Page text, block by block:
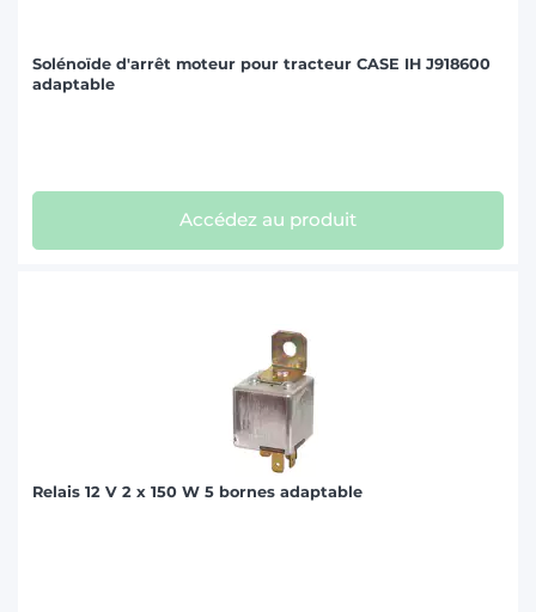
Solénoïde d'arrêt moteur pour tracteur CASE IH J918600
adaptable
Accédez au produit
Relais 12 V 2 x 150 W 5 bornes adaptable